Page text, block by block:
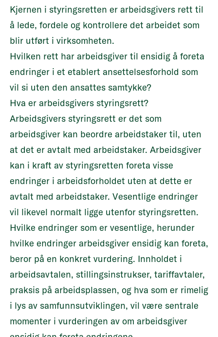
Kjernen i styringsretten er arbeidsgivers rett til
å lede, fordele og kontrollere det arbeidet som
blir utført i virksomheten.
Hvilken rett har arbeidsgiver til ensidig å foreta
endringer i et etablert ansettelsesforhold som
vil si uten den ansattes samtykke?
Hva er arbeidsgivers styringsrett?
Arbeidsgivers styringsrett er det som
arbeidsgiver kan beordre arbeidstaker til, uten
at det er avtalt med arbeidstaker. Arbeidsgiver
kan i kraft av styringsretten foreta visse
endringer i arbeidsforholdet uten at dette er
avtalt med arbeidstaker. Vesentlige endringer
vil likevel normalt ligge utenfor styringsretten.
Hvilke endringer som er vesentlige, herunder
hvilke endringer arbeidsgiver ensidig kan foreta,
beror på en konkret vurdering. Innholdet i
arbeidsavtalen, stillingsinstrukser, tariffavtaler,
praksis på arbeidsplassen, og hva som er rimelig
i lys av samfunnsutviklingen, vil være sentrale
momenter i vurderingen av om arbeidsgiver